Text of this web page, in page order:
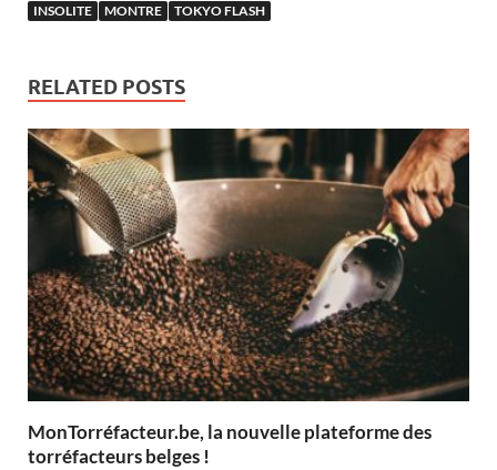
INSOLITE
MONTRE TOKYO FLASH
RELATED POSTS
MonTorréfacteur.be, la nouvelle plateforme des
torréfacteurs belges !